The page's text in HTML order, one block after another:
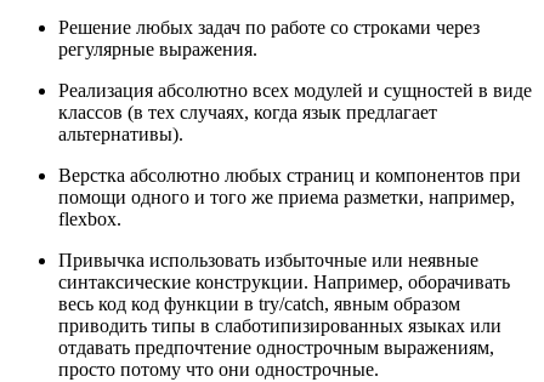
Решение любых задач по работе со строками через
регулярные выражения.
Реализация абсолютно всех модулей и сущностей в виде
классов (в тех случаях, когда язык предлагает
альтернативы).
Верстка абсолютно любых страниц и компонентов при
помощи одного и того же приема разметки, например,
flexbox.
Привычка использовать избыточные или неявные
синтаксические конструкции. Например, оборачивать
весь код код функции в try/catch, явным образом
приводить типы в слаботипизированных языках или
отдавать предпочтение однострочным выражениям,
просто потому что они однострочные.